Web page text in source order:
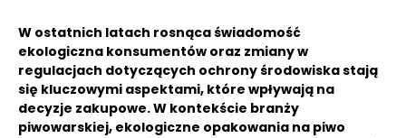
W ostatnich latach rosnąca świadomość
ekologiczna konsumentów oraz zmiany w
regulacjach dotyczących ochrony środowiska stają
się kluczowymi aspektami, które wpływają na
decyzje zakupowe. W kontekście branży
piwowarskiej, ekologiczne opakowania na piwo